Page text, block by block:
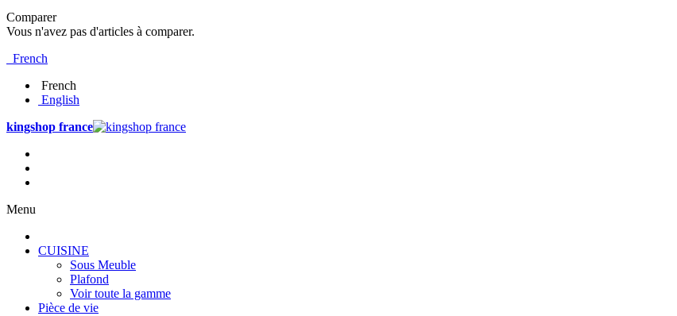
Comparer
Vous n'avez pas d'articles à comparer.
French
French
English
kingshop france
Menu
CUISINE
Sous Meuble
Plafond
Voir toute la gamme
Pièce de vie